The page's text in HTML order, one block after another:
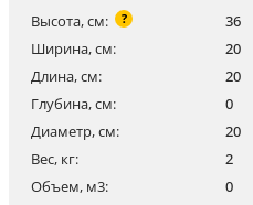
Высота, см: ?
36
Ширина, см:
20
Длина, см:
20
Глубина, см:
0
Диаметр, см:
20
Вес, кг:
2
Объем, м3:
0